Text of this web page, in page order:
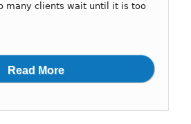
many clients wait until it is too
Read More